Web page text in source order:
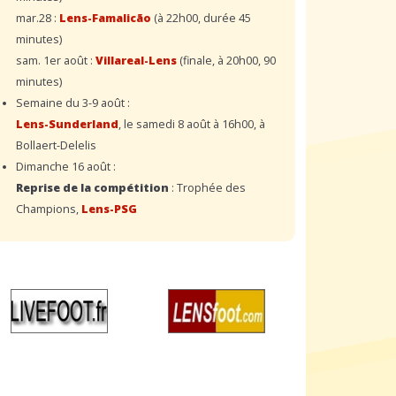
mar.28 : Lens-Famalicão (à 22h00, durée 45
minutes)
sam. 1er août : Villareal-Lens (finale, à 20h00, 90
minutes)
Semaine du 3-9 août :
Lens-Sunderland, le samedi 8 août à 16h00, à
Bollaert-Delelis
Dimanche 16 août :
Reprise de la compétition : Trophée des
Champions, Lens-PSG